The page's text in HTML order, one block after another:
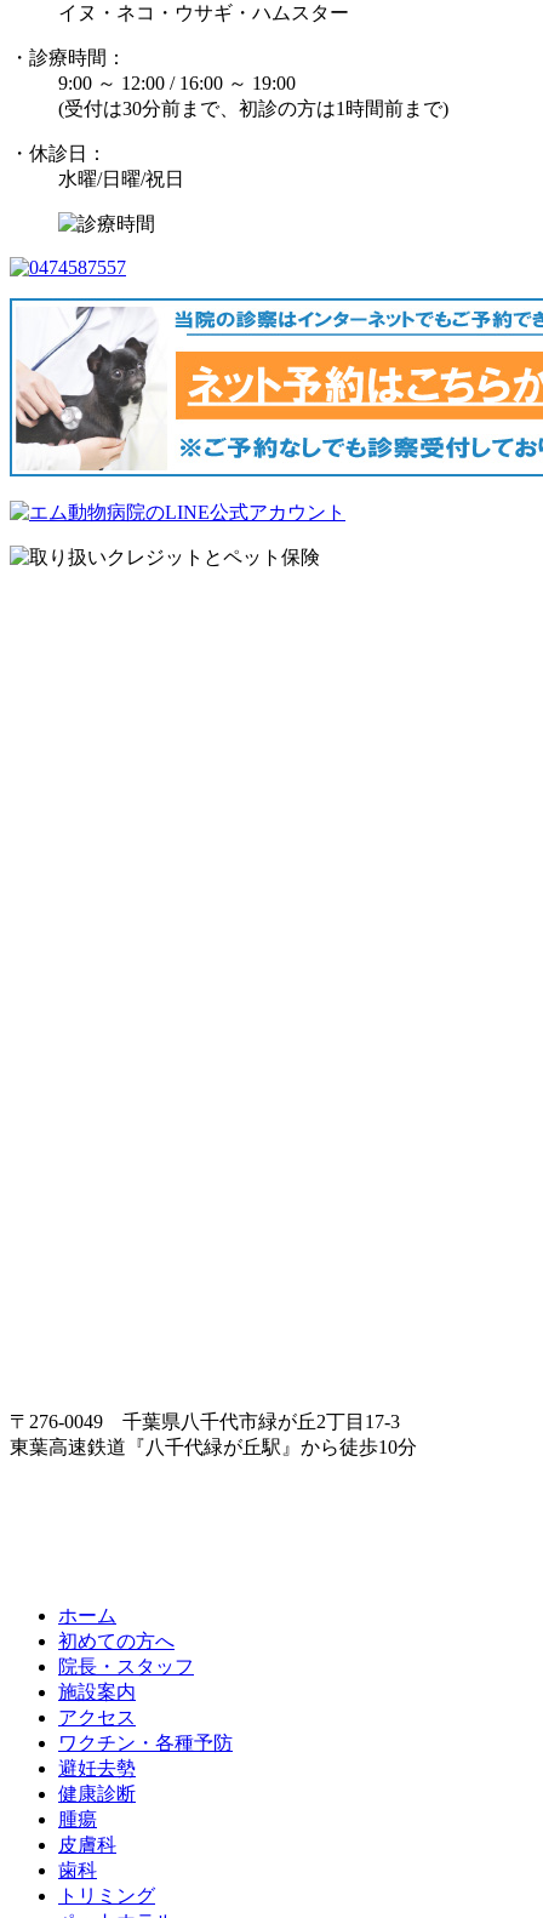
イヌ・ネコ・ウサギ・ハムスター
・診療時間：
9:00 ～ 12:00 / 16:00 ～ 19:00
(受付は30分前まで、初診の方は1時間前まで)
・休診日：
水曜/日曜/祝日
〒276-0049 千葉県八千代市緑が丘2丁目17-3
東葉高速鉄道『八千代緑が丘駅』から徒歩10分
ホーム
初めての方へ
院長・スタッフ
施設案内
アクセス
ワクチン・各種予防
避妊去勢
健康診断
腫瘍
皮膚科
歯科
トリミング